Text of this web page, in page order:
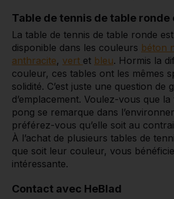
Table de tennis de table ronde
La table de tennis de table ronde
disponible dans les couleurs béton
anthracite, vert et bleu. Hormis la
couleur, ces tables ont les mêmes
solidité. C’est juste une question de
d’emplacement. Voulez-vous que
pong se remarque dans
préférez-vous qu’elle soit au
À l’achat de plusieurs tables de
que soit leur couleur, vous
intéressante.
Contact avec HeBlad